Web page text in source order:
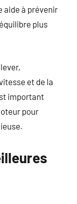
aide à prévenir
plus
et de la
important
pour